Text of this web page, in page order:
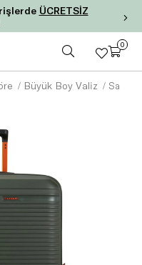
ÜCRETSİZ
0
Büyük Boy Valiz